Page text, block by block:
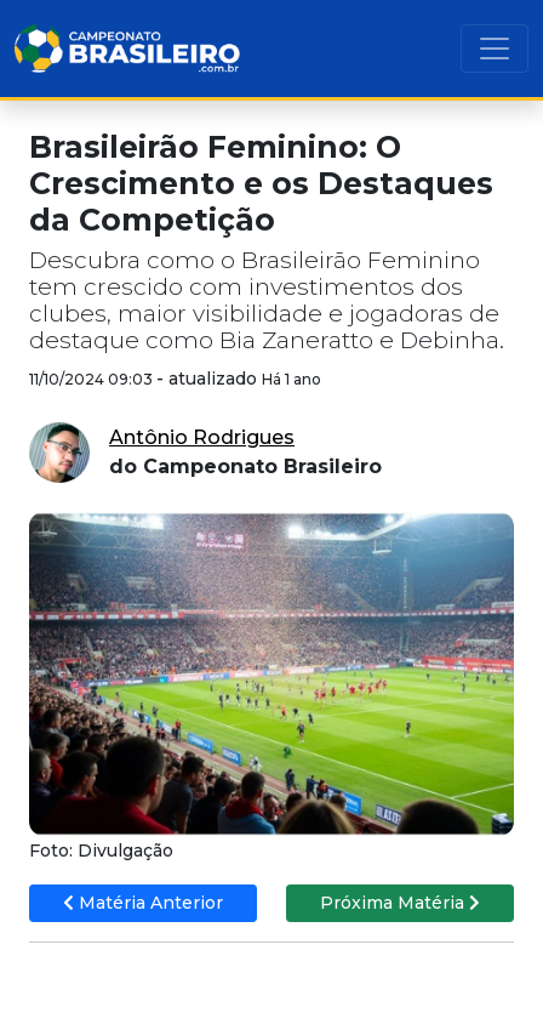
Brasileirão Feminino: O
Crescimento e os Destaques
da Competição
Descubra como o Brasileirão Feminino
tem crescido com investimentos dos
clubes, maior visibilidade e jogadoras de
destaque como Bia Zaneratto e Debinha.
11/10/2024 09:03 - atualizado Há 1 ano
Antônio Rodrigues
do Campeonato Brasileiro
Foto: Divulgação
Matéria Anterior Próxima Matéria